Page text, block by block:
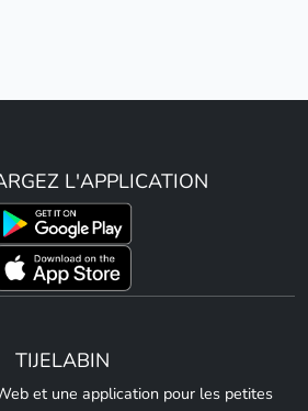
L'APPLICATION
TIJELABIN
et une application pour les petites